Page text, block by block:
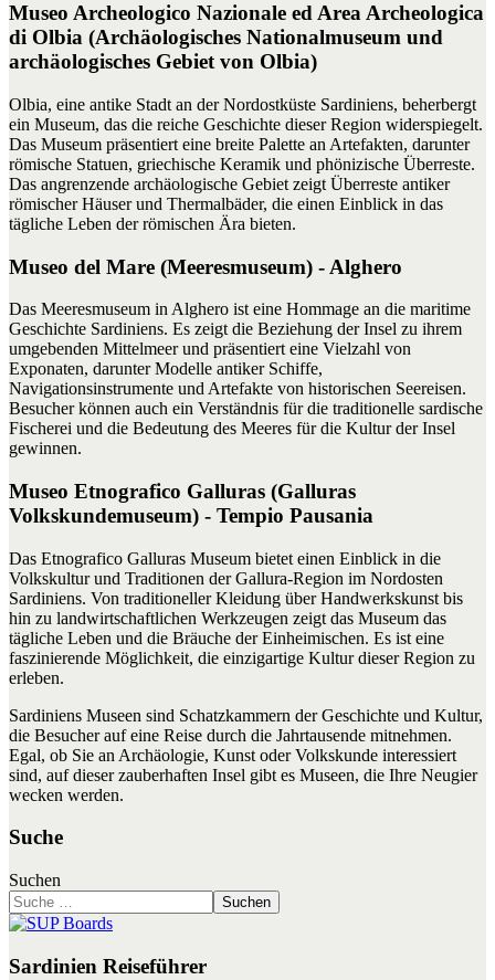
Museo Archeologico Nazionale ed Area Archeologica
di Olbia (Archäologisches Nationalmuseum und
archäologisches Gebiet von Olbia)
Olbia, eine antike Stadt an der Nordostküste Sardiniens, beherbergt
ein Museum, das die reiche Geschichte dieser Region widerspiegelt.
Das Museum präsentiert eine breite Palette an Artefakten, darunter
römische Statuen, griechische Keramik und phönizische Überreste.
Das angrenzende archäologische Gebiet zeigt Überreste antiker
römischer Häuser und Thermalbäder, die einen Einblick in das
tägliche Leben der römischen Ära bieten.
Museo del Mare (Meeresmuseum) - Alghero
Das Meeresmuseum in Alghero ist eine Hommage an die maritime
Geschichte Sardiniens. Es zeigt die Beziehung der Insel zu ihrem
umgebenden Mittelmeer und präsentiert eine Vielzahl von
Exponaten, darunter Modelle antiker Schiffe,
Navigationsinstrumente und Artefakte von historischen Seereisen.
Besucher können auch ein Verständnis für die traditionelle sardische
Fischerei und die Bedeutung des Meeres für die Kultur der Insel
gewinnen.
Museo Etnografico Galluras (Galluras
Volkskundemuseum) - Tempio Pausania
Das Etnografico Galluras Museum bietet einen Einblick in die
Volkskultur und Traditionen der Gallura-Region im Nordosten
Sardiniens. Von traditioneller Kleidung über Handwerkskunst bis
hin zu landwirtschaftlichen Werkzeugen zeigt das Museum das
tägliche Leben und die Bräuche der Einheimischen. Es ist eine
faszinierende Möglichkeit, die einzigartige Kultur dieser Region zu
erleben.
Sardiniens Museen sind Schatzkammern der Geschichte und Kultur,
die Besucher auf eine Reise durch die Jahrtausende mitnehmen.
Egal, ob Sie an Archäologie, Kunst oder Volkskunde interessiert
sind, auf dieser zauberhaften Insel gibt es Museen, die Ihre Neugier
wecken werden.
Suche
Suchen
Suchen
Sardinien Reiseführer